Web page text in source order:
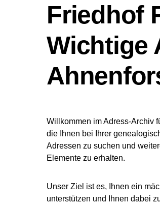
Friedhof
Wichtige
Willkommen im Adress-Archiv
die Ihnen bei Ihrer
Adressen zu suchen und
Elemente zu erhalten.
Unser Ziel ist es, Ihnen ein
unterstützen und Ihnen dabei